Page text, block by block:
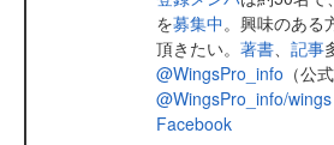
を募集中。興味のある
頂きたい。 著書、 記事
@WingsPro_info （公
@WingsPro_info/wings
Facebook